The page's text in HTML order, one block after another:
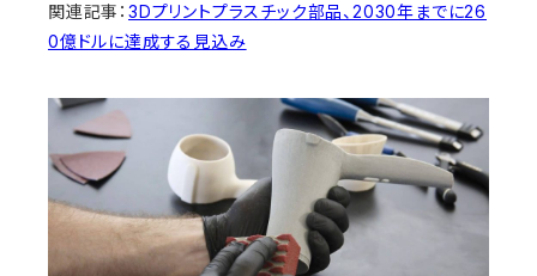
関連記事： 3Dプリントプラスチック部品、2030年までに26
0億ドルに達成する見込み